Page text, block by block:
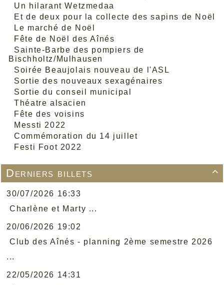
Un hilarant Wetzmedaa
Et de deux pour la collecte des sapins de Noël
Le marché de Noël
Fête de Noël des Aînés
Sainte-Barbe des pompiers de
Bischholtz/Mulhausen
Soirée Beaujolais nouveau de l'ASL
Sortie des nouveaux sexagénaires
Sortie du conseil municipal
Théatre alsacien
Fête des voisins
Messti 2022
Commémoration du 14 juillet
Festi Foot 2022

Derniers billets
30/07/2026 16:33
Charlène et Marty ...
20/06/2026 19:02
Club des Aînés - planning 2ème semestre 2026
...
22/05/2026 14:31